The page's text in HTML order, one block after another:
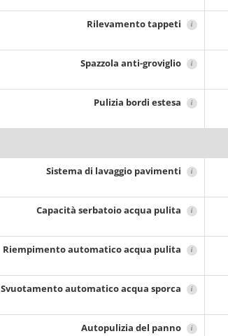
Rilevamento tappeti i
Spazzola anti-groviglio i
Pulizia bordi estesa i
Sistema di lavaggio pavimenti i
Capacità serbatoio acqua pulita i
Riempimento automatico acqua pulita i
Svuotamento automatico acqua sporca i
Autopulizia del panno i